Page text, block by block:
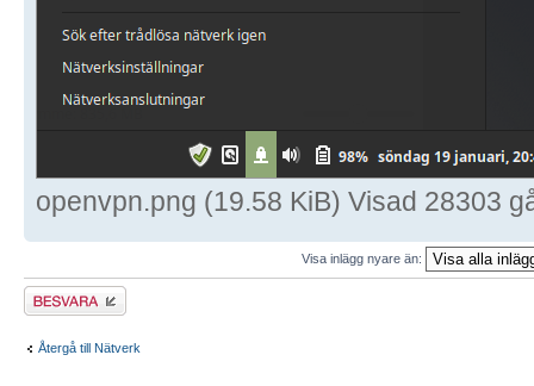
openvpn.png (19.58 KiB) Visad 28303
Visa inlägg nyare än:
Besvara
Återgå till Nätverk